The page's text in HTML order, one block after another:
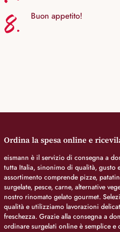
8. Buon appetito!
Ordina la spesa online e
eismann è il servizio di consegna a
tutta Italia, sinonimo di qualità, gusto
assortimento comprende pizze,
surgelate, pesce, carne, alternative
nostro rinomato gelato gourmet.
qualità e utilizziamo lavorazioni
freschezza. Grazie alla consegna a
ordinare surgelati online è semplice e